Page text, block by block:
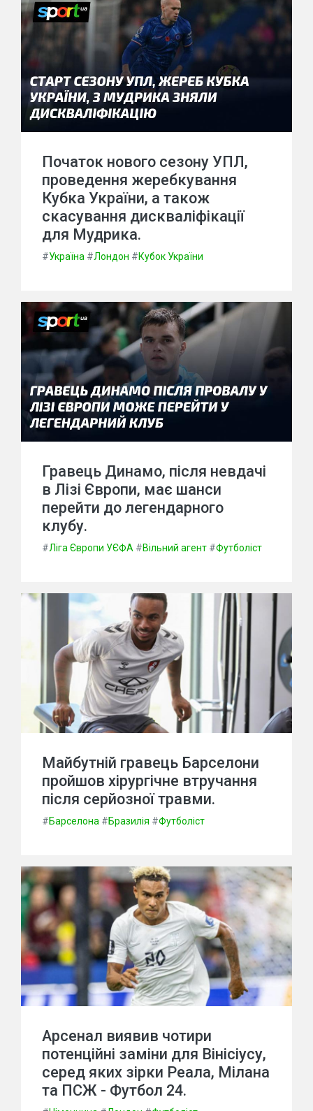
Початок нового сезону УПЛ,
проведення жеребкування
Кубка України, а також
скасування дискваліфікації
для Мудрика.
#Україна #Лондон #Кубок України
Гравець Динамо, після невдачі
в Лізі Європи, має шанси
перейти до легендарного
клубу.
#Ліга Європи УЄФА #Вільний агент #Футболіст
Майбутній гравець Барселони
пройшов хірургічне втручання
після серйозної травми.
#Барселона #Бразилія #Футболіст
Арсенал виявив чотири
потенційні заміни для Вінісіусу,
серед яких зірки Реала, Мілана
та ПСЖ - Футбол 24.